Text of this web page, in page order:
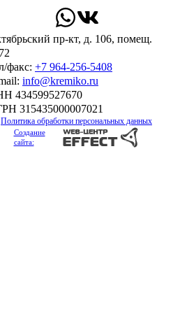
пр-кт, д. 106, помещ.
факс: +7 964-256-5408
info@kremiko.ru
434599527670
315435000007021
Политика обработки персональных данных
Создание
сайта: